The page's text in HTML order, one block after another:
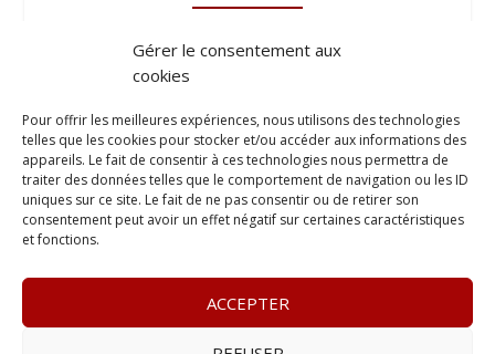
Gérer le consentement aux
cookies
Pour offrir les meilleures expériences, nous utilisons des technologies
telles que les cookies pour stocker et/ou accéder aux informations des
appareils. Le fait de consentir à ces technologies nous permettra de
traiter des données telles que le comportement de navigation ou les ID
uniques sur ce site. Le fait de ne pas consentir ou de retirer son
consentement peut avoir un effet négatif sur certaines caractéristiques
et fonctions.
ACCEPTER